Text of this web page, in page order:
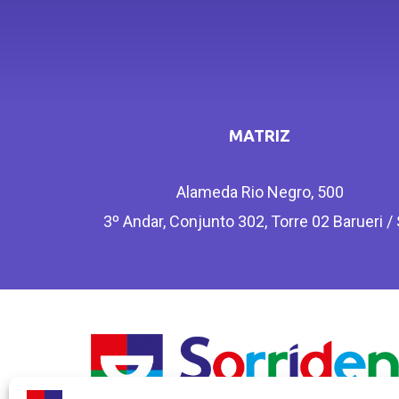
MATRIZ
Alameda Rio Negro, 500
3º Andar, Conjunto 302, Torre 02 Barueri /